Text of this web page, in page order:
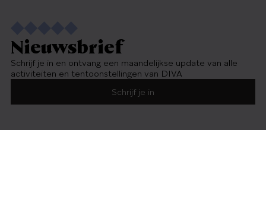
Nieuwsbrief
Schrijf je in en ontvang een maandelijkse update van alle
activiteiten en tentoonstellingen van DIVA
Schrijf je in